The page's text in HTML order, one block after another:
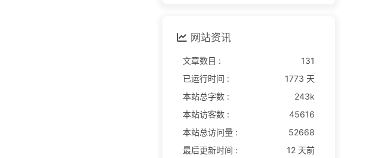
网站资讯
文章数目 :
131
已运行时间 :
1773 天
本站总字数 :
243k
本站访客数 :
45616
本站总访问量 :
52668
最后更新时间 :
12 天前